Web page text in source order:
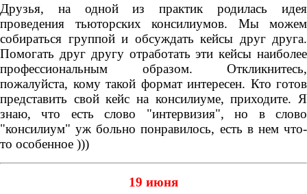
Друзья, на одной из практик родилась идея
проведения тьюторских консилиумов. Мы можем
собираться группой и обсуждать кейсы друг друга.
Помогать друг другу отработать эти кейсы наиболее
профессиональным образом. Откликнитесь,
пожалуйста, кому такой формат интересен. Кто готов
представить свой кейс на консилиуме, приходите. Я
знаю, что есть слово "интервизия", но в слово
"консилиум" уж больно понравилось, есть в нем что-
то особенное )))
19 июня